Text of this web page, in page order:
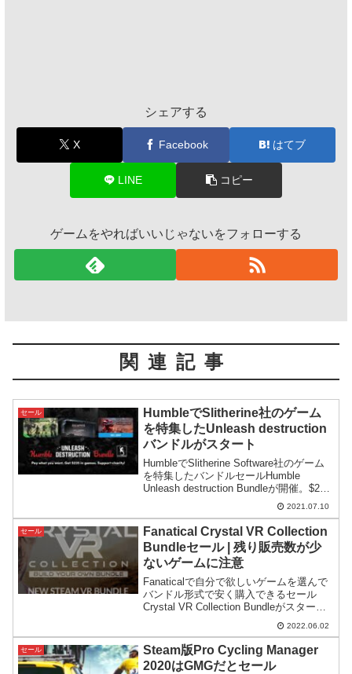
シェアする
X Facebook はてブ
LINE コピー
ゲームをやればいいじゃないをフォローする
関連記事
セール
HumbleでSlitherine社のゲーム
を特集したUnleash destruction
バンドルがスタート
HumbleでSlitherine Software社のゲーム
を特集したバンドルセールHumble
Unleash destruction Bundleが開催。$235
分のコンテンツが最高額コース$12の設定
2021.07.10
セール
Fanatical Crystal VR Collection
Bundleセール | 残り販売数が少
ないゲームに注意
Fanaticalで自分で欲しいゲームを選んで
バンドル形式で安く購入できるセール
Crystal VR Collection Bundleがスター
ト。人気のせいか、バンドルスタートし
てほどなく提供本数が少なくなっている
ゲームがある点に注意。
2022.06.02
セール
Steam版Pro Cycling Manager
2020はGMGだとセール